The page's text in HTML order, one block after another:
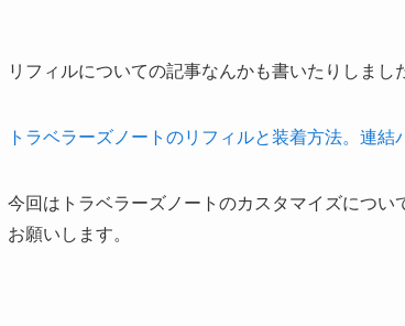
リフィルについての記事なんかも書いたりしまし
トラベラーズノートのリフィルと装着方法。連結
今回はトラベラーズノートのカスタマイズにつ
お願いします。